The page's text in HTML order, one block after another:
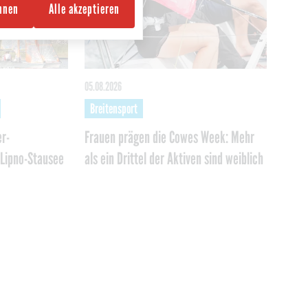
Stausee
Frauen prägen die Cowes Week: Mehr
als ein Drittel der Aktiven sind weiblich
Breitensport
05.08.2026
Alle akzeptieren